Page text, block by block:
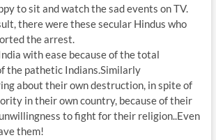
to sit and watch the sad events on TV.
there were these secular Hindus who
the arrest.
with ease because of the total
the pathetic Indians.Similarly
about their own destruction, in spite of
in their own country, because of their
to fight for their religion..Even
them!